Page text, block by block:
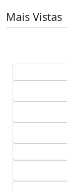
Mais Vistas